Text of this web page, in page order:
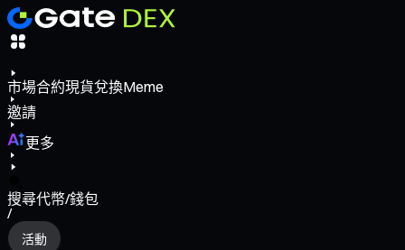
市場合約現貨兌換Meme
邀請
更多
搜尋代幣/錢包
/
活動